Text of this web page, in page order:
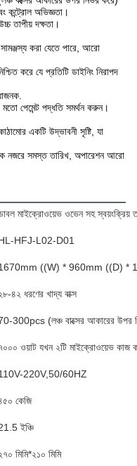
কন্ট্রোল অভিজ্ঞতা।
উচ্চ তাপীয় দক্ষতা।
করা যেতে পারে, আরো
করে যে প্রতিটি ডাইনিং নিরাপদ
পেমেন্ট পদ্ধতি সমর্থন করুন।
একটি উদ্ভাবনী সৃষ্টি, যা
নজরে সমস্ত তারিখ, অপারেশন আরো
মাইক্রোওয়েভ ওভেন সহ স্বয়ংক্রিয়
HFJ-L02-D01
((W) * 960mm ((D) *
৪২ ধরণের খাদ্য বাক্স
300pcs (লঞ্চ বাক্সের আকারের উপর
ওয়াট যখন ২টি মাইক্রোওয়েভ কাজ
220V,50/60HZ
কেজি
ইঞ্চি
মিমি*২১০ মিমি